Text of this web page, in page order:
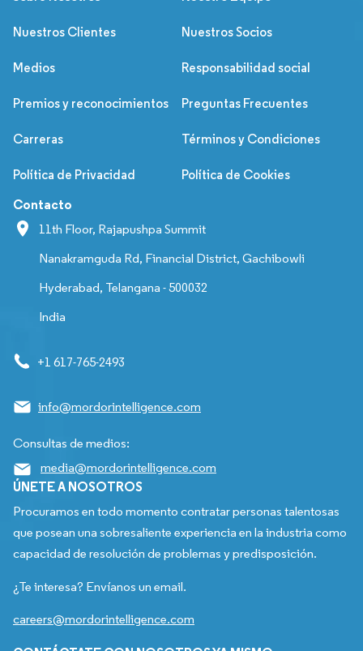
Nuestros Clientes Nuestros Socios
Medios Responsabilidad social
Premios y reconocimientos Preguntas Frecuentes
Carreras Términos y Condiciones
Política de Privacidad Política de Cookies
Contacto
11th Floor, Rajapushpa Summit
Nanakramguda Rd, Financial District, Gachibowli
Hyderabad, Telangana - 500032
India
+1 617-765-2493
info@mordorintelligence.com
Consultas de medios:
media@mordorintelligence.com
ÚNETE A NOSOTROS
Procuramos en todo momento contratar personas talentosas
que posean una sobresaliente experiencia en la industria como
capacidad de resolución de problemas y predisposición.
¿Te interesa? Envíanos un email.
careers@mordorintelligence.com